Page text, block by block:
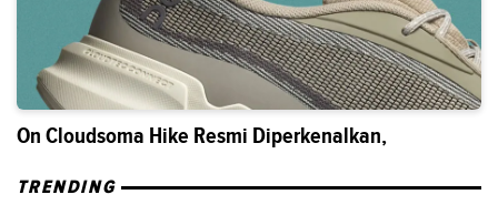
On Cloudsoma Hike Resmi Diperkenalkan,
TRENDING